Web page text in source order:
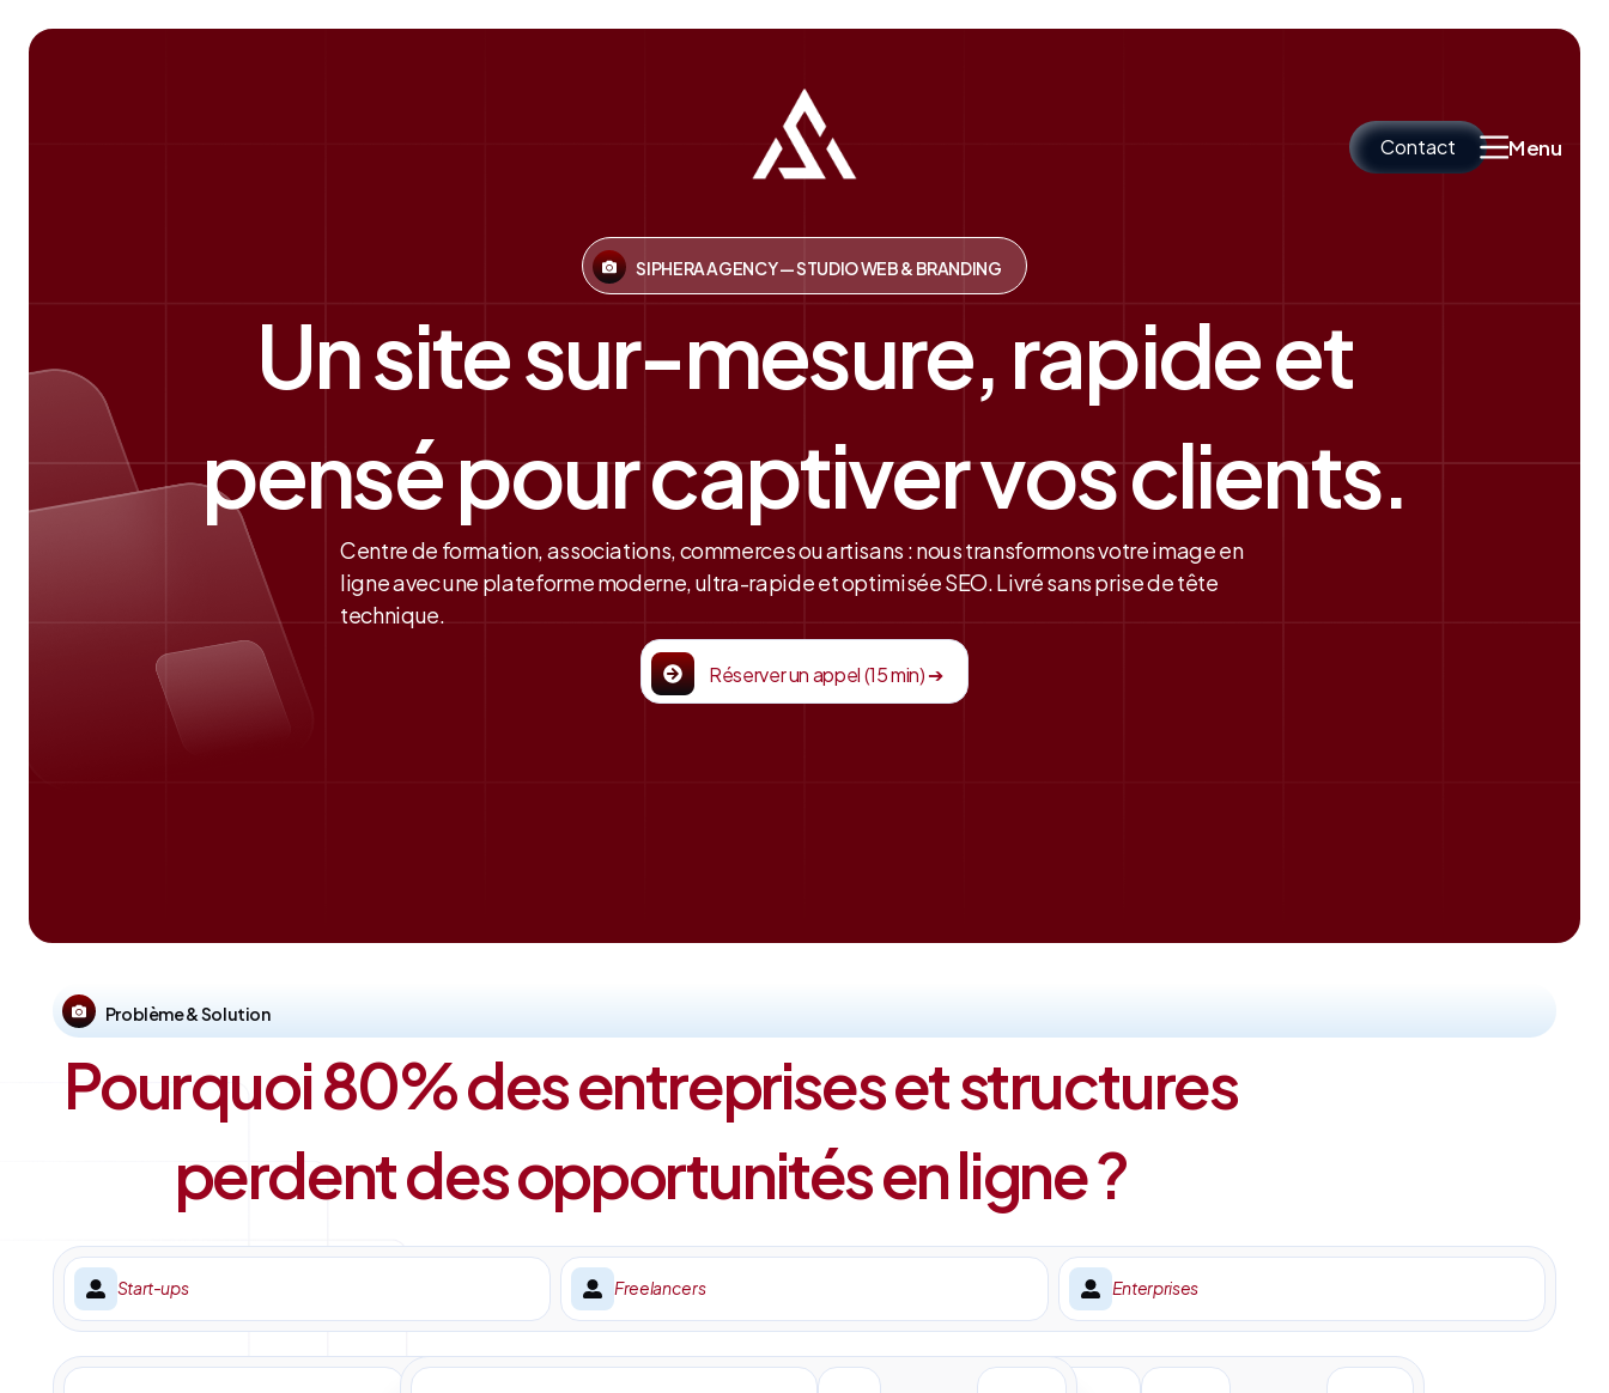
Contact Menu
SIPHERA AGENCY — STUDIO WEB & BRANDING
Un site sur-mesure, rapide et
pensé pour captiver vos clients.
Centre de formation, associations, commerces ou artisans : nous transformons votre image en
ligne avec une plateforme moderne, ultra-rapide et optimisée SEO. Livré sans prise de tête
technique.
Réserver un appel (15 min) ➔
Problème & Solution
Pourquoi 80% des entreprises et structures
perdent des opportunités en ligne ?
Start-ups Freelancers Enterprises